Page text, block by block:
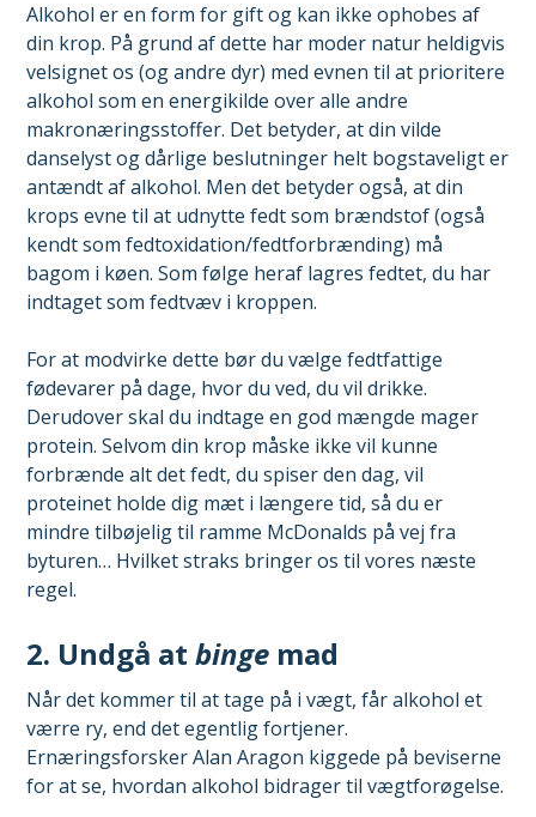
Alkohol er en form for gift og kan ikke ophobes af
din krop. På grund af dette har moder natur heldigvis
velsignet os (og andre dyr) med evnen til at prioritere
alkohol som en energikilde over alle andre
makronæringsstoffer. Det betyder, at din vilde
danselyst og dårlige beslutninger helt bogstaveligt er
antændt af alkohol. Men det betyder også, at din
krops evne til at udnytte fedt som brændstof (også
kendt som fedtoxidation/fedtforbrænding) må
bagom i køen. Som følge heraf lagres fedtet, du har
indtaget som fedtvæv i kroppen.
For at modvirke dette bør du vælge fedtfattige
fødevarer på dage, hvor du ved, du vil drikke.
Derudover skal du indtage en god mængde mager
protein. Selvom din krop måske ikke vil kunne
forbrænde alt det fedt, du spiser den dag, vil
proteinet holde dig mæt i længere tid, så du er
mindre tilbøjelig til ramme McDonalds på vej fra
byturen… Hvilket straks bringer os til vores næste
regel.
2. Undgå atbinge mad
Når det kommer til at tage på i vægt, får alkohol et
værre ry, end det egentlig fortjener.
Ernæringsforsker Alan Aragon kiggede på beviserne
for at se, hvordan alkohol bidrager til vægtforøgelse.